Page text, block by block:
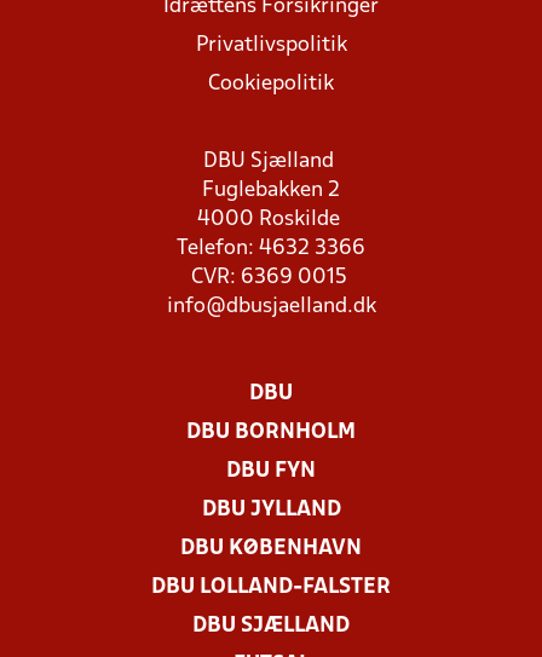
Idrættens Forsikringer
Privatlivspolitik
Cookiepolitik
DBU Sjælland
Fuglebakken 2
4000 Roskilde
Telefon: 4632 3366
CVR: 6369 0015
info@dbusjaelland.dk
DBU
DBU BORNHOLM
DBU FYN
DBU JYLLAND
DBU KØBENHAVN
DBU LOLLAND-FALSTER
DBU SJÆLLAND